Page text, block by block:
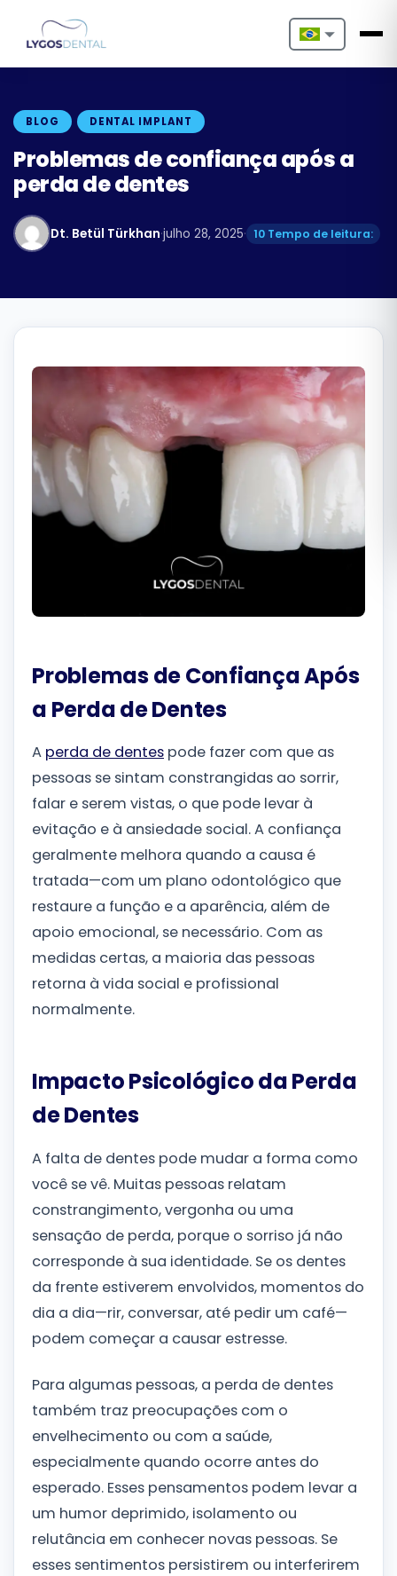
Nederlands
Français
Português
Български
Română
Русский
BLOG DENTAL IMPLANT
Problemas de confiança após a
perda de dentes
Dt. Betül Türkhan·julho 28, 2025· 10 Tempo de leitura:
Problemas de Confiança Após
a Perda de Dentes
A perda de dentes pode fazer com que as
pessoas se sintam constrangidas ao sorrir,
falar e serem vistas, o que pode levar à
evitação e à ansiedade social. A confiança
geralmente melhora quando a causa é
tratada—com um plano odontológico que
restaure a função e a aparência, além de
apoio emocional, se necessário. Com as
medidas certas, a maioria das pessoas
retorna à vida social e profissional
normalmente.
Impacto Psicológico da Perda
de Dentes
A falta de dentes pode mudar a forma como
você se vê. Muitas pessoas relatam
constrangimento, vergonha ou uma
sensação de perda, porque o sorriso já não
corresponde à sua identidade. Se os dentes
da frente estiverem envolvidos, momentos do
dia a dia—rir, conversar, até pedir um café—
podem começar a causar estresse.
Para algumas pessoas, a perda de dentes
também traz preocupações com o
envelhecimento ou com a saúde,
especialmente quando ocorre antes do
esperado. Esses pensamentos podem levar a
um humor deprimido, isolamento ou
relutância em conhecer novas pessoas. Se
esses sentimentos persistirem ou interferirem